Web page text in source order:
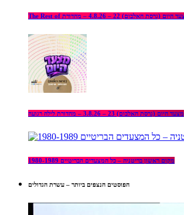
מצעד היום (גרסת האלבום) 23 – 3.8.26 – מהדורת לילה רגועה
מקום ראשון בריטניה – כל המצעדים הבריטיים 1980-1989
הפוסטים הנצפים ביותר – עשרת הגדולים